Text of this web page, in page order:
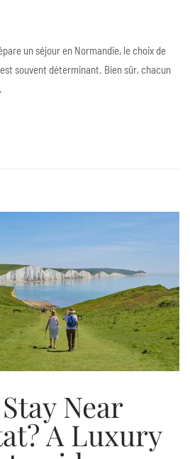
un séjour en Normandie, le choix de
souvent déterminant. Bien sûr, chacun
Near
A Luxury